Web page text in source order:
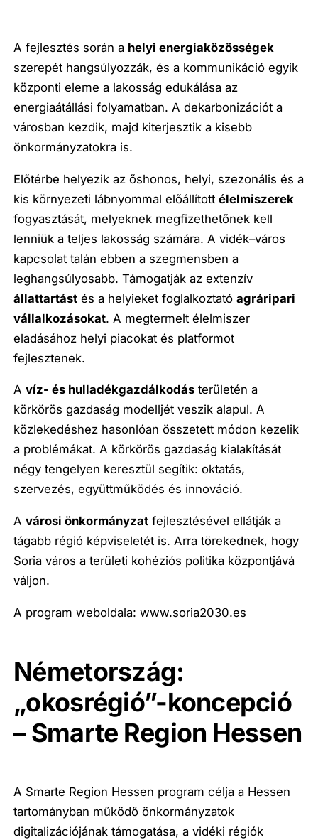
A fejlesztés során a helyi energiaközösségek
szerepét hangsúlyozzák, és a kommunikáció egyik
központi eleme a lakosság edukálása az
energiaátállási folyamatban. A dekarbonizációt a
városban kezdik, majd kiterjesztik a kisebb
önkormányzatokra is.
Előtérbe helyezik az őshonos, helyi, szezonális és a
kis környezeti lábnyommal előállítottélelmiszerek
fogyasztását, melyeknek megfizethetőnek kell
lenniük a teljes lakosság számára. A vidék–város
kapcsolat talán ebben a szegmensben a
leghangsúlyosabb. Támogatják az extenzív
állattartást és a helyieket foglalkoztatóagráripari
vállalkozásokat. A megtermelt élelmiszer
eladásához helyi piacokat és platformot
fejlesztenek.
Avíz- és hulladékgazdálkodás területén a
körkörös gazdaság modelljét veszik alapul. A
közlekedéshez hasonlóan összetett módon kezelik
a problémákat. A körkörös gazdaság kialakítását
négy tengelyen keresztül segítik: oktatás,
szervezés, együttműködés és innováció.
Avárosi önkormányzat fejlesztésével ellátják a
tágabb régió képviseletét is. Arra törekednek, hogy
Soria város a területi kohéziós politika központjává
váljon.
A program weboldala:www.soria2030.es
Németország:
„okosrégió”-koncepció
– Smarte Region Hessen
A Smarte Region Hessen program célja a Hessen
tartományban működő önkormányzatok
digitalizációjának támogatása, a vidéki régiók